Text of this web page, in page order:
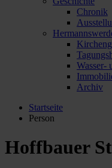
Chronik
Wasser-
Archiv
Startseite
Person
Hoffbauer